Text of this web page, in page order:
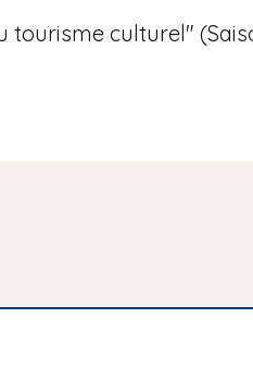
culturel"